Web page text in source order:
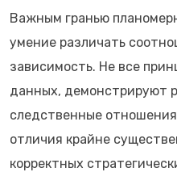
Важным гранью
умение различать
зависимость. Не все
данных, демонстрируют
следственные
отличия крайне
корректных